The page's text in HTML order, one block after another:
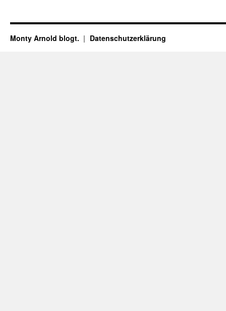
Monty Arnold blogt. Datenschutz­erklärung